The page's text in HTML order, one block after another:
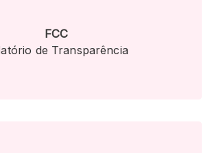
FCC
de Transparência